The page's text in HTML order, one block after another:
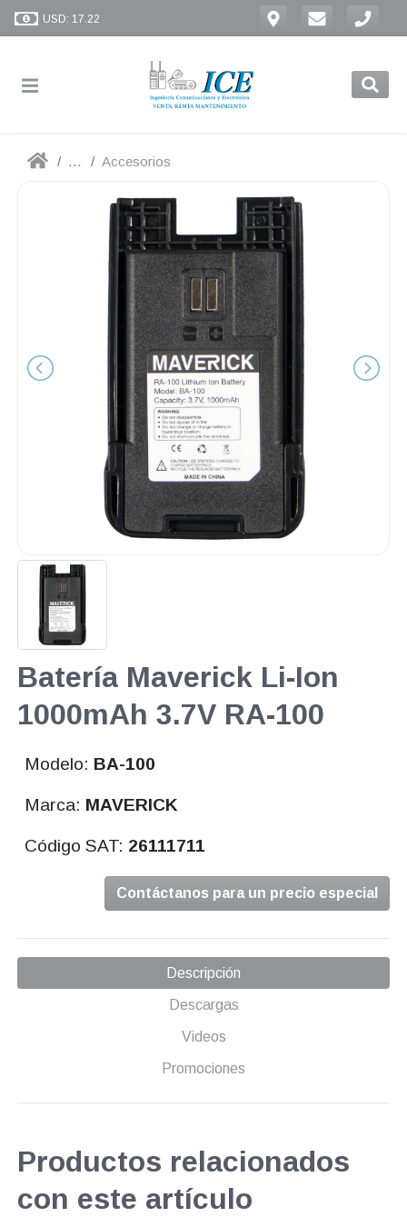
USD: 17.22
... Accesorios
Batería Maverick Li-Ion
1000mAh 3.7V RA-100
Modelo: BA-100
Marca: MAVERICK
Código SAT: 26111711
Contáctanos para un precio especial
Descripción
Descargas
Videos
Promociones
Productos relacionados
con este artículo